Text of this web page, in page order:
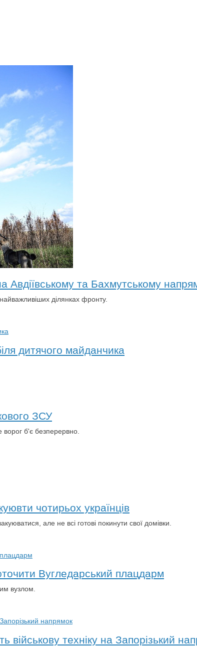
Авдіївському та Бахмутському
ділянках фронту.
дитячого майданчика
ЗСУ
ворог б'є безперервно.
чотирьох українців
але не всі готові покинути свої домівки.
Вугледарський плацдарм
вузлом.
військову техніку на Запорізький